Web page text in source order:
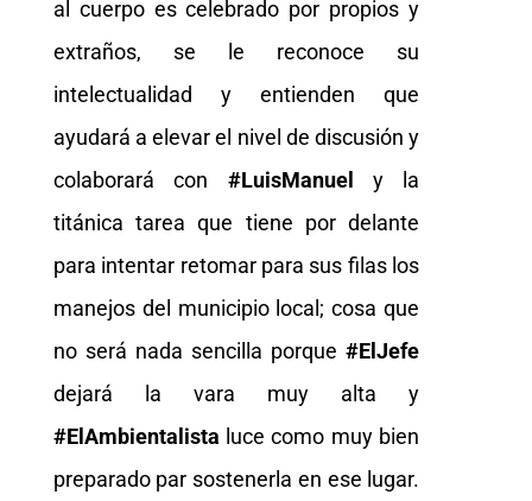
al cuerpo es celebrado por propios y
extraños, se le reconoce su
intelectualidad y entienden que
ayudará a elevar el nivel de discusión y
colaborará con #LuisManuel y la
titánica tarea que tiene por delante
para intentar retomar para sus filas los
manejos del municipio local; cosa que
no será nada sencilla porque#ElJefe
dejará la vara muy alta y
#ElAmbientalista luce como muy bien
preparado par sostenerla en ese lugar.